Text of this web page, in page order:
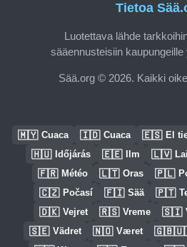
Tietoa
Luotettava lähde
sääennusteisiin
Sää.org © 2026. Kaikki
🇲🇾 Cuaca 🇮🇩 Cuaca 🇪🇸 El
🇭🇺 Időjárás 🇪🇪 Ilm 🇱🇻
🇫🇷 Météo 🇱🇹 Oras 🇵🇱
🇨🇿 Počasí 🇫🇮 Sää 🇵🇹
🇩🇰 Vejret 🇷🇸 Vreme 🇸🇮
🇸🇪 Vädret 🇳🇴 Været